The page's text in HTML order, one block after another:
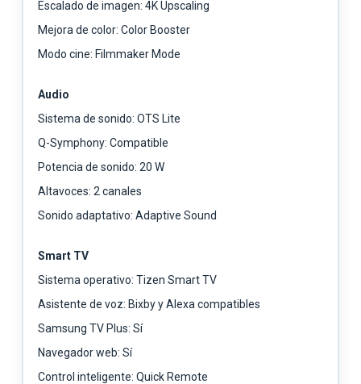
Escalado de imagen: 4K Upscaling
Mejora de color: Color Booster
Modo cine: Filmmaker Mode
Audio
Sistema de sonido: OTS Lite
Q-Symphony: Compatible
Potencia de sonido: 20 W
Altavoces: 2 canales
Sonido adaptativo: Adaptive Sound
Smart TV
Sistema operativo: Tizen Smart TV
Asistente de voz: Bixby y Alexa compatibles
Samsung TV Plus: Sí
Navegador web: Sí
Control inteligente: Quick Remote